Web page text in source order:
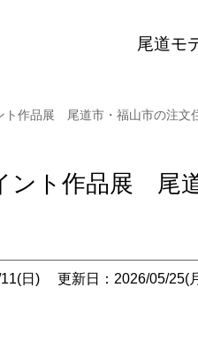
尾道モ
ト作品展 尾道市・福山市の注文
ント作品展 尾
日) 更新日：2026/05/25(